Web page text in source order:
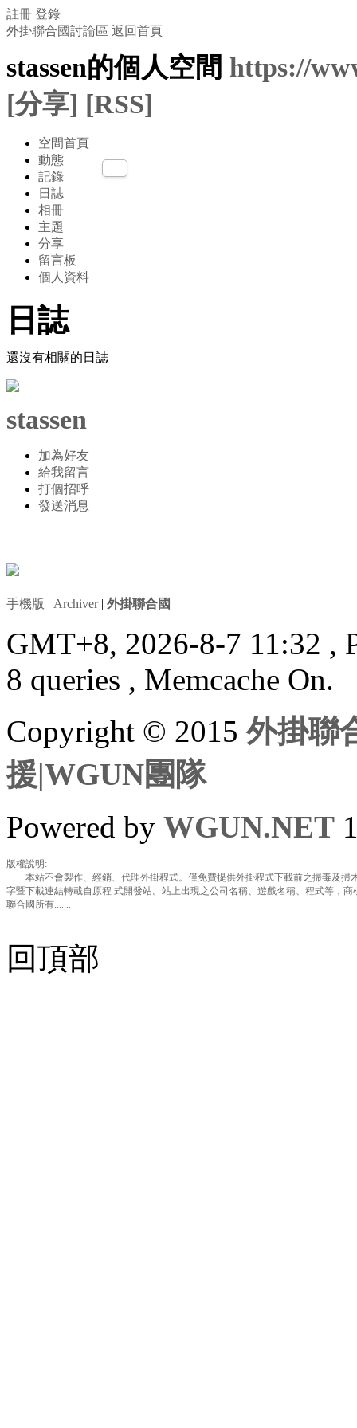
註冊 登錄
外掛聯合國討論區 返回首頁
stassen的個人空間 https://
[分享] [RSS]
空間首頁
動態
記錄
日誌
相冊
主題
分享
留言板
個人資料
日誌
還沒有相關的日誌
stassen
加為好友
給我留言
打個招呼
發送消息
手機版 | Archiver| 外掛聯合國
GMT+8, 2026-8-7 11:32 ,
8 queries , Memcache On.
Copyright © 2015外掛聯
援|WGUN團隊
Powered by WGUN.NET
版權說明:
本站不會製作、經銷、代理外掛程式。僅免費提供外掛程式下載前之掃毒及掃
字暨下載連結轉載自原程 式開發站。站上出現之公司名稱、遊戲名稱、程式等，
聯合國所有.......
回頂部